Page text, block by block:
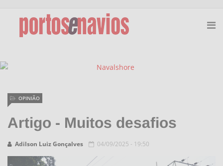
Artigo - Muitos desafios
Adilson Luiz Gonçalves
OPINIÃO
04/09/2025 - 19:50